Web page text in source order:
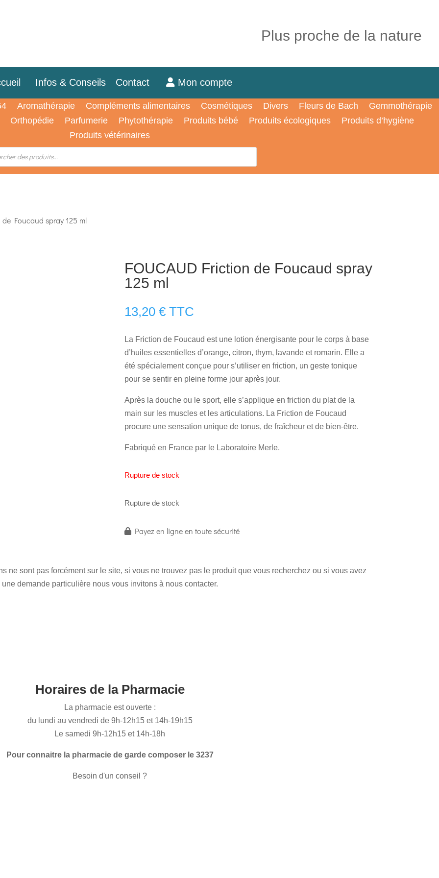
Plus proche de la nature
Infos & Conseils Contact Mon compte
Aromathérapie Compléments alimentaires Cosmétiques Divers Fleurs de Bach
Gemmothérapie
Orthopédie Parfumerie Phytothérapie Produits bébé Produits écologiques
Produits d’hygiène
Produits vétérinaires
Foucaud spray 125 ml
FOUCAUD Friction de Foucaud spray
125 ml
13,20 € TTC
La Friction de Foucaud est une lotion énergisante pour le corps à base
d’huiles essentielles d’orange, citron, thym, lavande et romarin. Elle a
été spécialement conçue pour s’utiliser en friction, un geste tonique
pour se sentir en pleine forme jour après jour.
Après la douche ou le sport, elle s’applique en friction du plat de la
main sur les muscles et les articulations. La Friction de Foucaud
procure une sensation unique de tonus, de fraîcheur et de bien-être.
Fabriqué en France par le Laboratoire Merle.
Rupture de stock
Rupture de stock
Payez en ligne en toute sécurité
ne sont pas forcément sur le site, si vous ne trouvez pas le produit que vous recherchez ou si vous avez
une demande particulière nous vous invitons à nous contacter.
Horaires de la Pharmacie
La pharmacie est ouverte :
du lundi au vendredi de 9h-12h15 et 14h-19h15
Le samedi 9h-12h15 et 14h-18h
Pour connaitre la pharmacie de garde composer le 3237
Besoin d'un conseil ?